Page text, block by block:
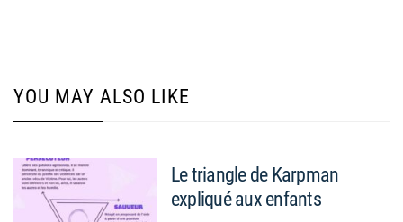
YOU MAY ALSO LIKE
Le triangle de Karpman
expliqué aux enfants